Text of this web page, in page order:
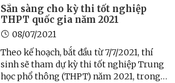
trong bối cảnh tác động phức tạp của
dịch Covid-19 như hiện nay, cần đa dạng
hóa các hình thức tổ ...
Sẵn sàng cho kỳ thi tốt nghiệp
THPT quốc gia năm 2021
08/07/2021
Theo kế hoạch, bắt đầu từ 7/7/2021, thí
sinh sẽ tham dự kỳ thi tốt nghiệp Trung
học phổ thông (THPT) năm 2021, trong